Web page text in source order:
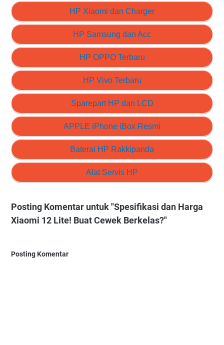
HP Xiaomi dan Charger
HP Samsung dan Acc
HP OPPO Terbaru
HP Vivo Terbaru
Sparepart HP dan LCD
APPLE iPhone iBox Resmi
Baterai HP Rakkipanda
Alat Servis HP
Posting Komentar untuk "Spesifikasi dan Harga
Xiaomi 12 Lite! Buat Cewek Berkelas?"
Posting Komentar